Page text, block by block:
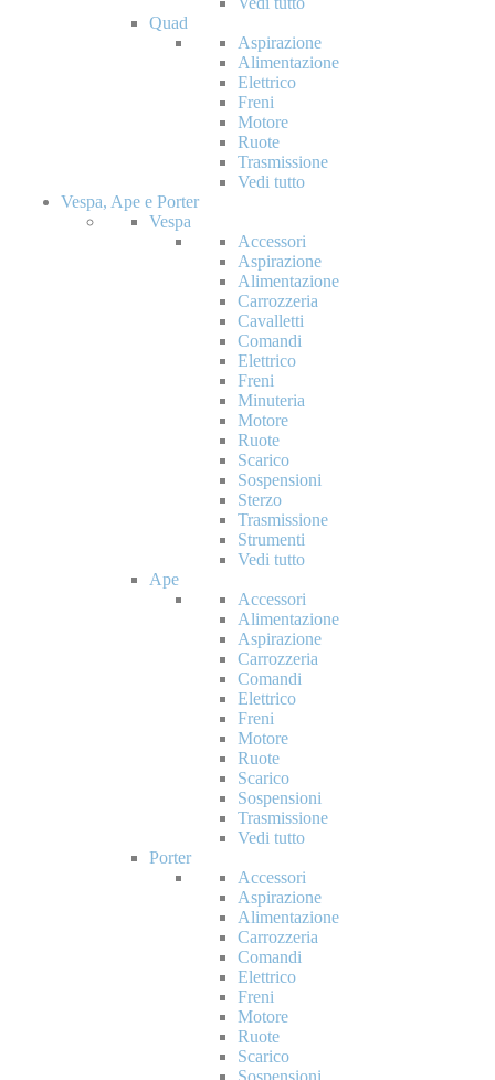
Quad
Aspirazione
Alimentazione
Elettrico
Freni
Motore
Ruote
Trasmissione
Vedi tutto
Vespa, Ape e Porter
Vespa
Accessori
Aspirazione
Alimentazione
Carrozzeria
Cavalletti
Comandi
Elettrico
Freni
Minuteria
Motore
Ruote
Scarico
Sospensioni
Sterzo
Trasmissione
Strumenti
Vedi tutto
Ape
Accessori
Alimentazione
Aspirazione
Carrozzeria
Comandi
Elettrico
Freni
Motore
Ruote
Scarico
Sospensioni
Trasmissione
Vedi tutto
Porter
Accessori
Aspirazione
Alimentazione
Carrozzeria
Comandi
Elettrico
Freni
Motore
Ruote
Scarico
Sospensioni